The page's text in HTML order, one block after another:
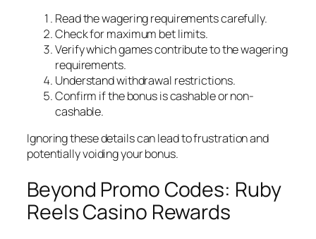
Read the wagering requirements carefully.
Check for maximum bet limits.
Verify which games contribute to the wagering
requirements.
Understand withdrawal restrictions.
Confirm if the bonus is cashable or non-
cashable.
Ignoring these details can lead to frustration and
potentially voiding your bonus.
Beyond Promo Codes: Ruby
Reels Casino Rewards